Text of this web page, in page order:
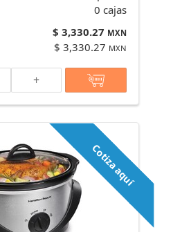
0 cajas
$ 3,330.27 MXN
$ 3,330.27 MXN
+
Cotiza aquí